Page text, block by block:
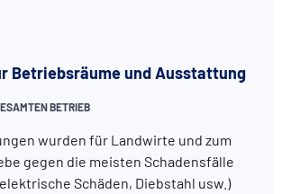
Betriebsräume und Ausstattung
BETRIEB
wurden für Landwirte und zum
gegen die meisten Schadensfälle
Schäden, Diebstahl usw.)